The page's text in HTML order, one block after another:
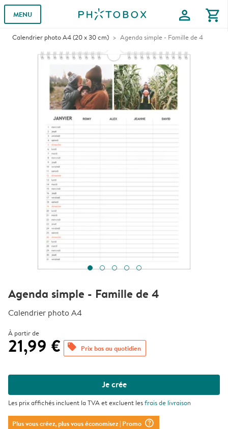
MENU profile shopping_cart
Calendrier photo A4 (20 x 30 cm) Agenda simple - Famille de 4
Agenda simple - Famille de 4
Calendrier photo A4
À partir de
21,99 € offers Prix bas au quotidien
Je crée
Les prix affichés incluent la TVA et excluent lesfrais de livraison
Plus vous créez, plus vous économisez| Promo question_mark_circle